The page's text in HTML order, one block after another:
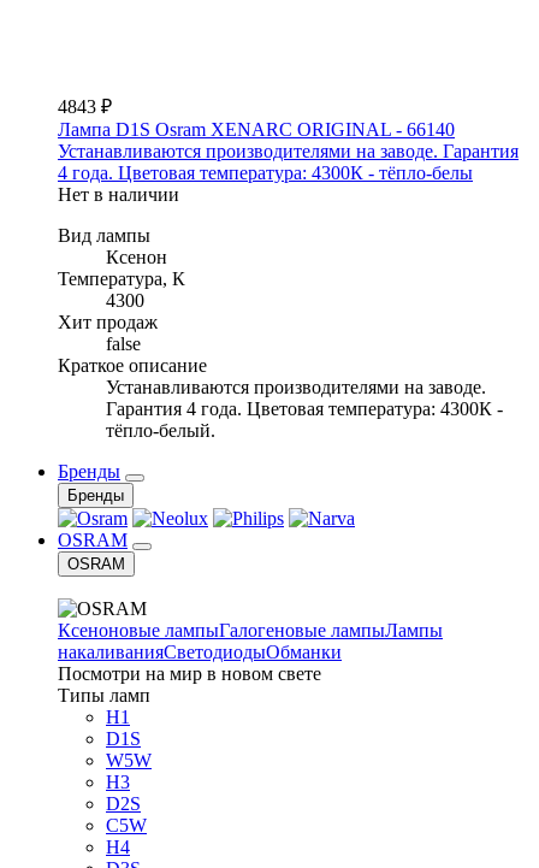
4843 ₽
Лампа D1S Osram XENARC ORIGINAL - 66140
Устанавливаются производителями на заводе. Гарантия
4 года. Цветовая температура: 4300К - тёпло-белы
Нет в наличии
Вид лампы
Ксенон
Температура, К
4300
Хит продаж
false
Краткое описание
Устанавливаются производителями на заводе.
Гарантия 4 года. Цветовая температура: 4300К -
тёпло-белый.
Бренды
Бренды
OSRAM
OSRAM
Ксеноновые лампыГалогеновые лампыЛампы
накаливанияСветодиодыОбманки
Посмотри на мир в новом свете
Типы ламп
H1
D1S
W5W
H3
D2S
C5W
H4